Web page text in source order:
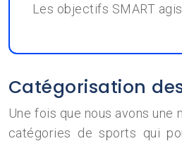
Les objectifs SMART
Catégorisation
Une fois que nous avons
catégories de sports qui